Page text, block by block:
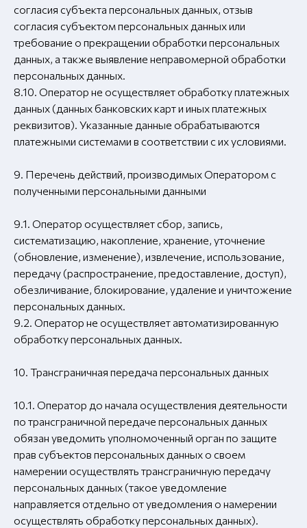
согласия субъекта персональных данных, отзыв
согласия субъектом персональных данных или
требование о прекращении обработки персональных
данных, а также выявление неправомерной обработки
персональных данных.
8.10. Оператор не осуществляет обработку платежных
данных (данных банковских карт и иных платежных
реквизитов). Указанные данные обрабатываются
платежными системами в соответствии с их условиями.
9. Перечень действий, производимых Оператором с
полученными персональными данными
9.1. Оператор осуществляет сбор, запись,
систематизацию, накопление, хранение, уточнение
(обновление, изменение), извлечение, использование,
передачу (распространение, предоставление, доступ),
обезличивание, блокирование, удаление и уничтожение
персональных данных.
9.2. Оператор не осуществляет автоматизированную
обработку персональных данных.
10. Трансграничная передача персональных данных
10.1. Оператор до начала осуществления деятельности
по трансграничной передаче персональных данных
обязан уведомить уполномоченный орган по защите
прав субъектов персональных данных о своем
намерении осуществлять трансграничную передачу
персональных данных (такое уведомление
направляется отдельно от уведомления о намерении
осуществлять обработку персональных данных).